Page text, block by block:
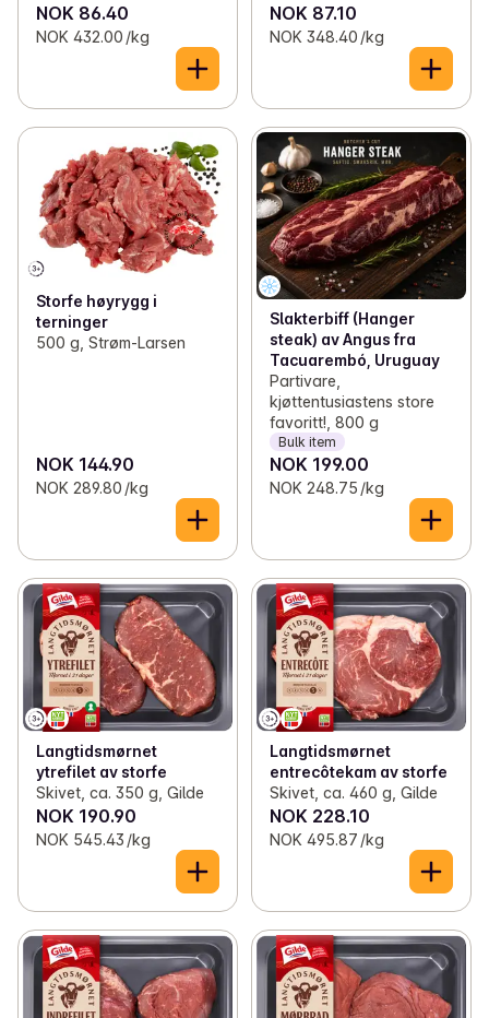
NOK 86.40
NOK 432.00 /kg
NOK 87.10
NOK 348.40 /kg
Storfe høyrygg i
terninger
500 g, Strøm-Larsen
NOK 144.90
NOK 289.80 /kg
Slakterbiff (Hanger
steak) av Angus fra
Tacuarembó, Uruguay
Partivare,
kjøttentusiastens store
favoritt!, 800 g
Bulk item
NOK 199.00
NOK 248.75 /kg
Langtidsmørnet
ytrefilet av storfe
Skivet, ca. 350 g, Gilde
NOK 190.90
NOK 545.43 /kg
Langtidsmørnet
entrecôtekam av storfe
Skivet, ca. 460 g, Gilde
NOK 228.10
NOK 495.87 /kg